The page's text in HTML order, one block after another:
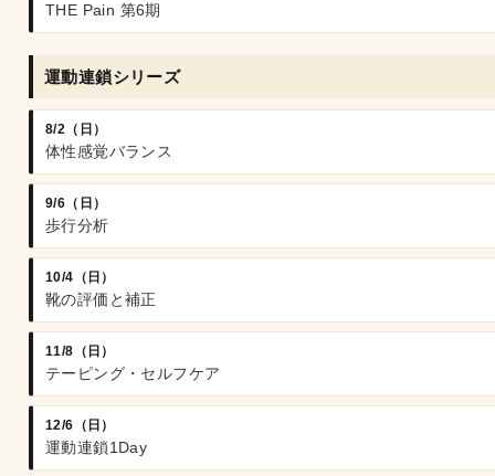
THE Pain 第6期
運動連鎖シリーズ
8/2（日）
体性感覚バランス
9/6（日）
歩行分析
10/4（日）
靴の評価と補正
11/8（日）
テーピング・セルフケア
12/6（日）
運動連鎖1Day